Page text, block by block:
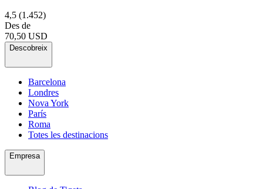
4,5 (1.452)
Des de
70,50 USD
Descobreix
Barcelona
Londres
Nova York
París
Roma
Totes les destinacions
Empresa